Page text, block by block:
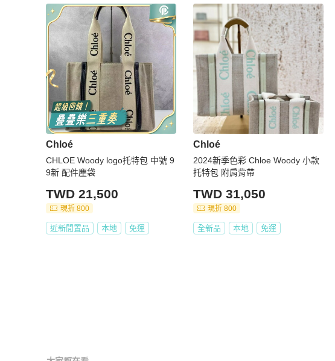
Chloé
CHLOE Woody logo托特包 中號 9
9新 配件塵袋
TWD 21,500
現折 800
近新閒置品 本地 免運
Chloé
2024新季色彩 Chloe Woody 小款
托特包 附肩背帶
TWD 31,050
現折 800
全新品 本地 免運